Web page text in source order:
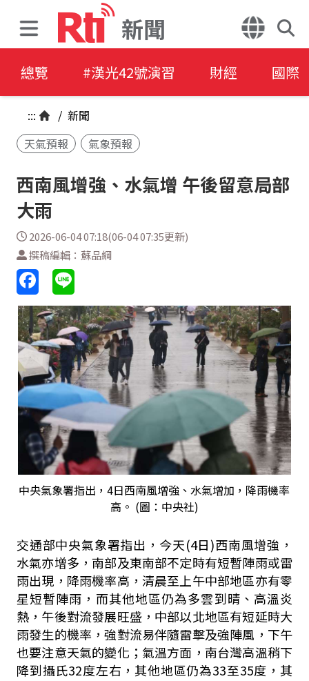
新聞
總覽 #漢光42號演習 財經 國際
::: / 新聞
天氣預報
氣象預報
西南風增強、水氣增 午後留意局部
大雨
2026-06-04 07:18(06-04 07:35更新)
撰稿編輯：蘇品綱
中央氣象署指出，4日西南風增強、水氣增加，降雨機率
高。 (圖：中央社)
交通部中央氣象署指出，今天(4日)西南風增強，
水氣亦增多，南部及東南部不定時有短暫陣雨或雷
雨出現，降雨機率高，清晨至上午中部地區亦有零
星短暫陣雨，而其他地區仍為多雲到晴、高溫炎
熱，午後對流發展旺盛，中部以北地區有短延時大
雨發生的機率，強對流易伴隨雷擊及強陣風，下午
也要注意天氣的變化；氣溫方面，南台灣高溫稍下
降到攝氏32度左右，其他地區仍為33至35度，其